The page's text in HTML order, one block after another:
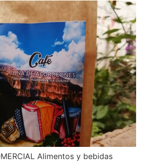
Alimentos y bebidas